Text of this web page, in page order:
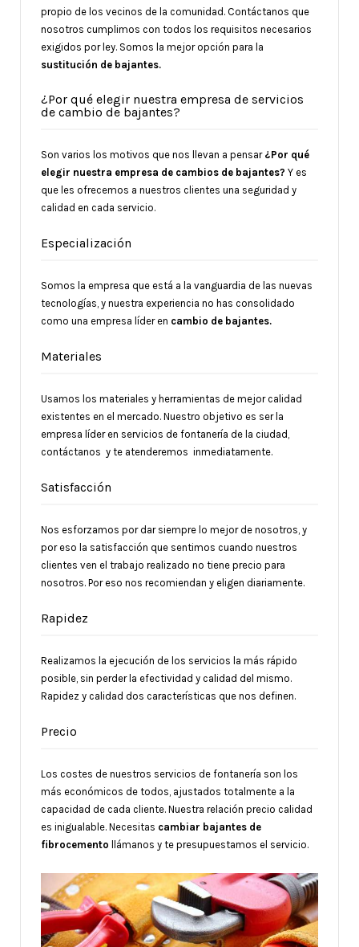
propio de los vecinos de la comunidad. Contáctanos que
nosotros cumplimos con todos los requisitos necesarios
exigidos por ley. Somos la mejor opción para la
sustitución de bajantes.
¿Por qué elegir nuestra empresa de servicios
de cambio de bajantes?
Son varios los motivos que nos llevan a pensar ¿Por qué
elegir nuestra empresa de cambios de bajantes? Y es
que les ofrecemos a nuestros clientes una seguridad y
calidad en cada servicio.
Especialización
Somos la empresa que está a la vanguardia de las nuevas
tecnologías, y nuestra experiencia no has consolidado
como una empresa líder en cambio de bajantes.
Materiales
Usamos los materiales y herramientas de mejor calidad
existentes en el mercado. Nuestro objetivo es ser la
empresa líder en servicios de fontanería de la ciudad,
contáctanos y te atenderemos inmediatamente.
Satisfacción
Nos esforzamos por dar siempre lo mejor de nosotros, y
por eso la satisfacción que sentimos cuando nuestros
clientes ven el trabajo realizado no tiene precio para
nosotros. Por eso nos recomiendan y eligen diariamente.
Rapidez
Realizamos la ejecución de los servicios la más rápido
posible, sin perder la efectividad y calidad del mismo.
Rapidez y calidad dos características que nos definen.
Precio
Los costes de nuestros servicios de fontanería son los
más económicos de todos, ajustados totalmente a la
capacidad de cada cliente. Nuestra relación precio calidad
es inigualable. Necesitas cambiar bajantes de
fibrocemento llámanos y te presupuestamos el servicio.